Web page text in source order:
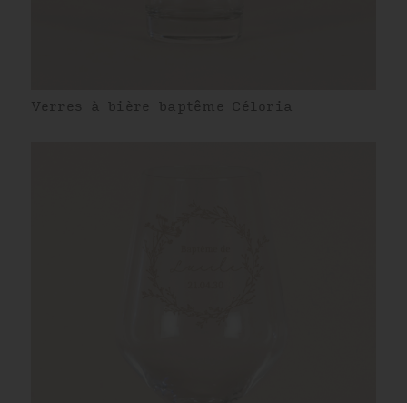
Verres à bière baptême Céloria